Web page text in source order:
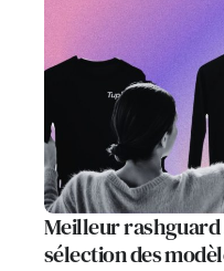
Meilleur rashguard
sélection des